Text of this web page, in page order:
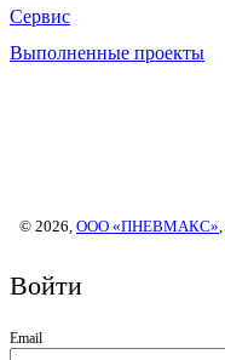
Сервис
Выполненные проекты
© 2026, ООО «ПНЕВМАКС»
Войти
Email